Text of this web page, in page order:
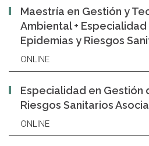
Maestría en Gestión y
Ambiental +
Epidemias y Riesgos
ONLINE
Especialidad en Gestión
Riesgos Sanitarios
ONLINE